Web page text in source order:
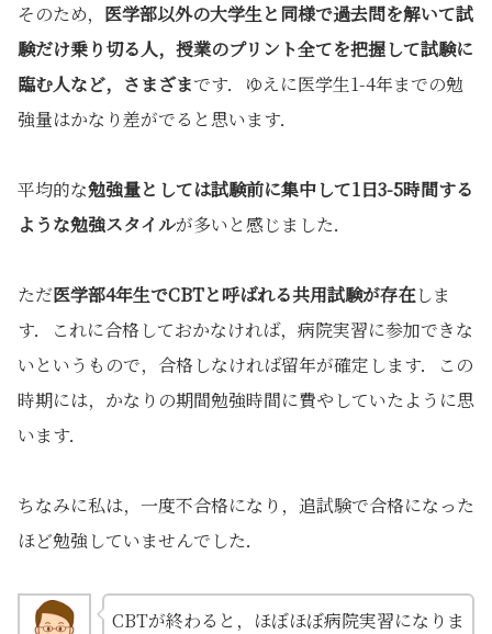
そのため， 医学部以外の大学生と同様で過去問を解いて試
験だけ乗り切る人，授業のプリント全てを把握して試験に
臨む人など，さまざまです．ゆえに医学生1-4年までの勉
強量はかなり差がでると思います．
平均的な勉強量としては試験前に集中して1日3-5時間する
ような勉強スタイルが多いと感じました．
ただ医学部4年生でCBTと呼ばれる共用試験が存在しま
す．これに合格しておかなければ，病院実習に参加できな
いというもので，合格しなければ留年が確定します．この
時期には，かなりの期間勉強時間に費やしていたように思
います．
ちなみに私は，一度不合格になり，追試験で合格になった
ほど勉強していませんでした．
CBTが終わると，ほぼほぼ病院実習になりま